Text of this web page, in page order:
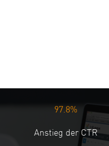
97.8%
Anstieg der CTR